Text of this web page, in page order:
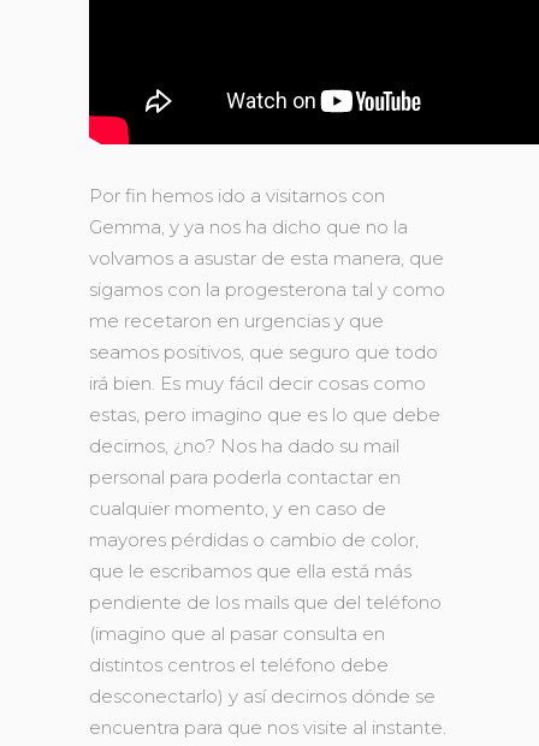
Por fin hemos ido a visitarnos con
Gemma, y ya nos ha dicho que no la
volvamos a asustar de esta manera, que
sigamos con la progesterona tal y como
me recetaron en urgencias y que
seamos positivos, que seguro que todo
irá bien. Es muy fácil decir cosas como
estas, pero imagino que es lo que debe
decirnos, ¿no? Nos ha dado su mail
personal para poderla contactar en
cualquier momento, y en caso de
mayores pérdidas o cambio de color,
que le escribamos que ella está más
pendiente de los mails que del teléfono
(imagino que al pasar consulta en
distintos centros el teléfono debe
desconectarlo) y así decirnos dónde se
encuentra para que nos visite al instante.